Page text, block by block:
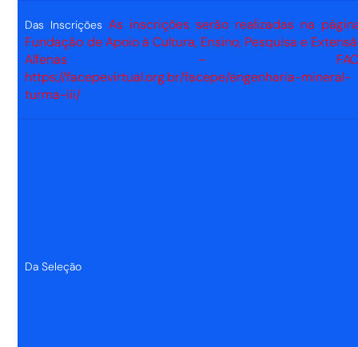
Das Inscrições As inscrições serão realizadas na
Fundação de Apoio à Cultura, Ensino, Pesquisa e
Alfenas –
https://facepevirtual.org.br/facepe/engenharia-mineral-
turma-iii/
Da Seleção